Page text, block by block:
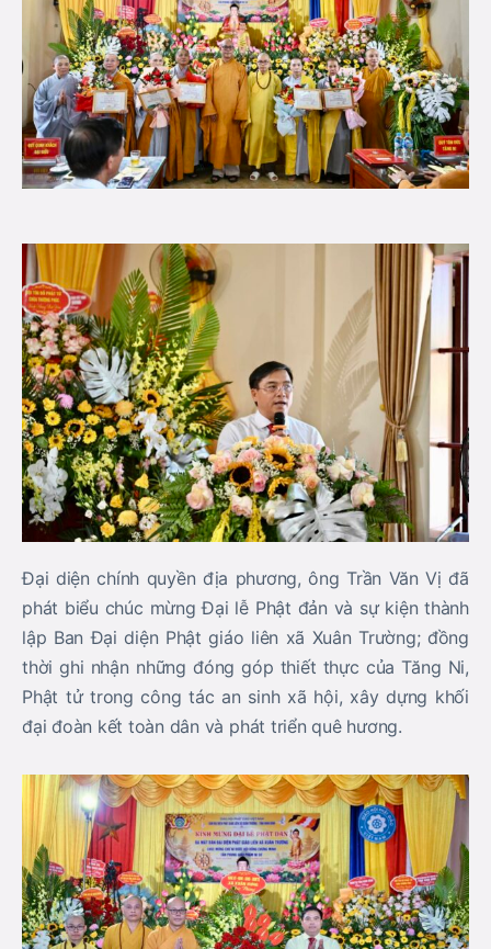
Đại diện chính quyền địa phương, ông Trần Văn Vị đã
phát biểu chúc mừng Đại lễ Phật đản và sự kiện thành
lập Ban Đại diện Phật giáo liên xã Xuân Trường; đồng
thời ghi nhận những đóng góp thiết thực của Tăng Ni,
Phật tử trong công tác an sinh xã hội, xây dựng khối
đại đoàn kết toàn dân và phát triển quê hương.